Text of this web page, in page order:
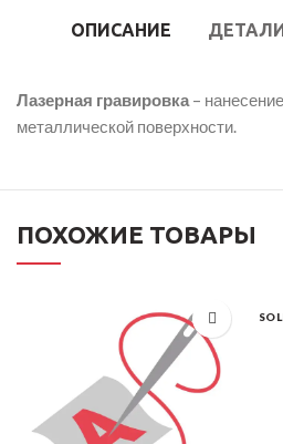
ОПИСАНИЕ
Лазерная гравировка –
металлической поверхности.
ПОХОЖИЕ ТОВАРЫ